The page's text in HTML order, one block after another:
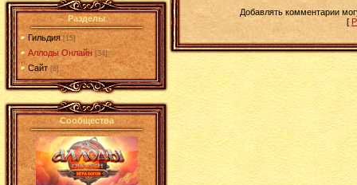
Разделы
Гильдия [15]
Аллоды Онлайн [34]
Сайт [8]
Сообщества
Добавлять комментарии
[